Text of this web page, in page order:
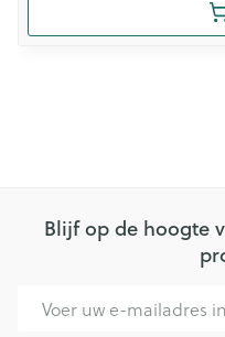
Blijf op de hoogte